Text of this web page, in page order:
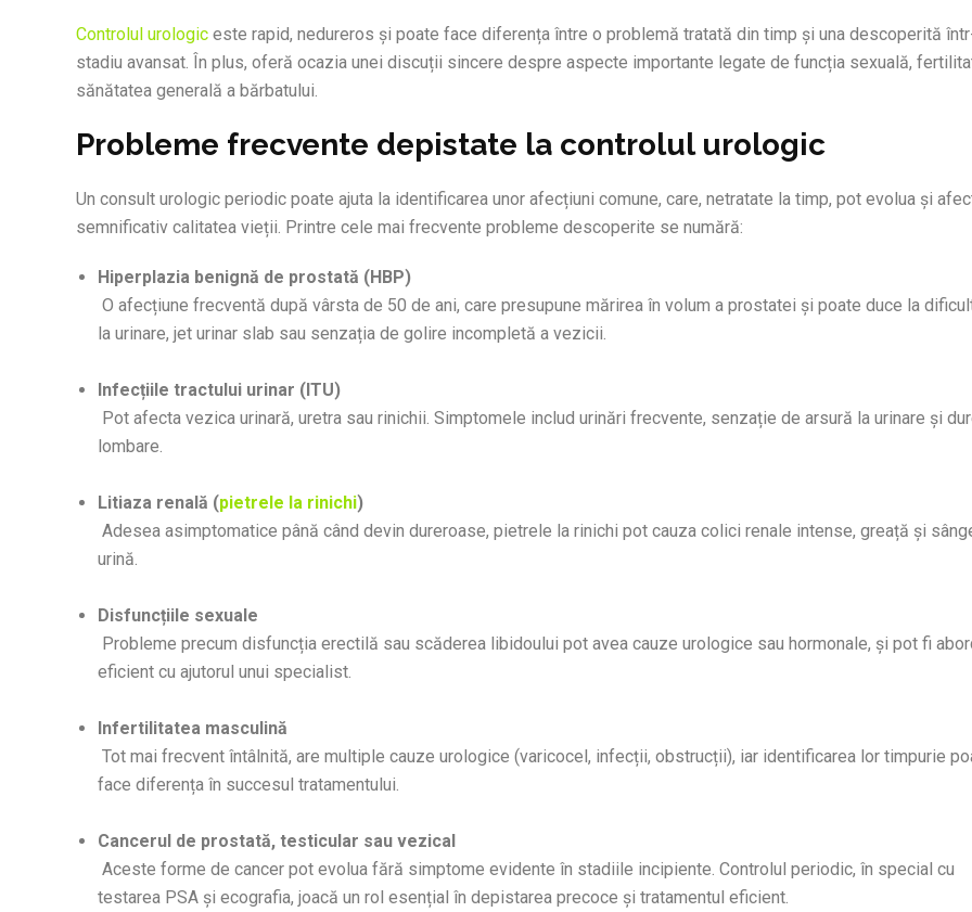
Controlul urologic este rapid, nedureros și poate face diferența între o problemă tratată din timp și una descoperită
stadiu avansat. În plus, oferă ocazia unei discuții sincere despre aspecte importante legate de funcția sexuală,
sănătatea generală a bărbatului.
Probleme frecvente depistate la controlul urologic
Un consult urologic periodic poate ajuta la identificarea unor afecțiuni comune, care, netratate la timp, pot evolua și
semnificativ calitatea vieții. Printre cele mai frecvente probleme descoperite se numără:
Hiperplazia benignă de prostată (HBP)
O afecțiune frecventă după vârsta de 50 de ani, care presupune mărirea în volum a prostatei și poate duce la
la urinare, jet urinar slab sau senzația de golire incompletă a vezicii.
Infecțiile tractului urinar (ITU)
Pot afecta vezica urinară, uretra sau rinichii. Simptomele includ urinări frecvente, senzație de arsură la urinare și
lombare.
Litiaza renală (pietrele la rinichi)
Adesea asimptomatice până când devin dureroase, pietrele la rinichi pot cauza colici renale intense, greață și
urină.
Disfuncțiile sexuale
Probleme precum disfuncția erectilă sau scăderea libidoului pot avea cauze urologice sau hormonale, și pot fi
eficient cu ajutorul unui specialist.
Infertilitatea masculină
Tot mai frecvent întâlnită, are multiple cauze urologice (varicocel, infecții, obstrucții), iar identificarea lor timpurie
face diferența în succesul tratamentului.
Cancerul de prostată, testicular sau vezical
Aceste forme de cancer pot evolua fără simptome evidente în stadiile incipiente. Controlul periodic, în special cu
testarea PSA și ecografia, joacă un rol esențial în depistarea precoce și tratamentul eficient.